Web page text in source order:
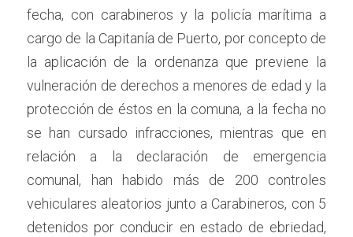
fecha, con carabineros y la policía marítima a
cargo de la Capitanía de Puerto, por concepto de
la aplicación de la ordenanza que previene la
vulneración de derechos a menores de edad y la
protección de éstos en la comuna, a la fecha no
se han cursado infracciones, mientras que en
relación a la declaración de emergencia
comunal, han habido más de 200 controles
vehiculares aleatorios junto a Carabineros, con 5
detenidos por conducir en estado de ebriedad,